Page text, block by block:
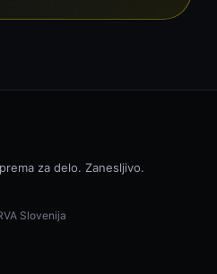
za delo. Zanesljivo.
Slovenija